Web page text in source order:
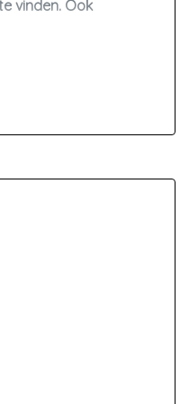
vinden. Ook
wilt u een